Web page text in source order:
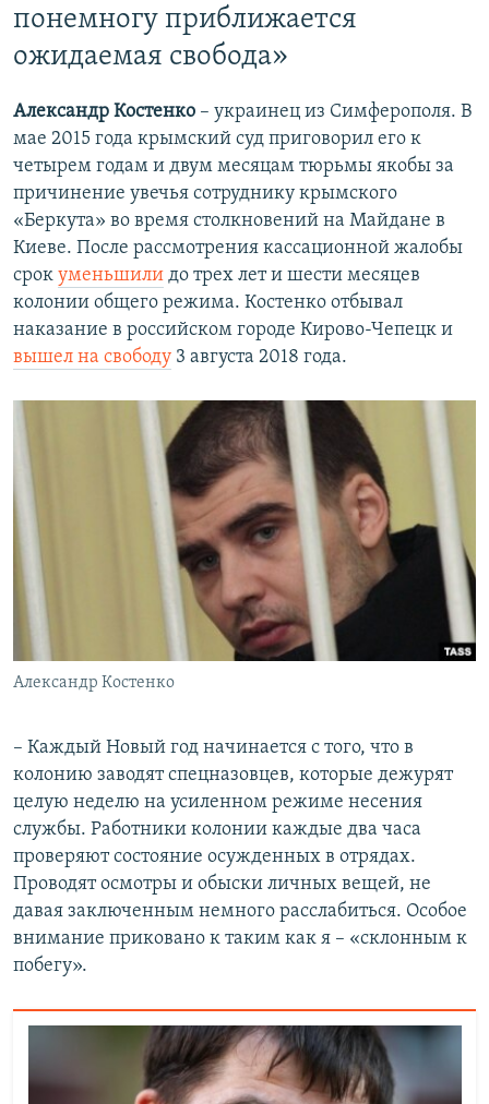
понемногу приближается
ожидаемая свобода»
Александр Костенко – украинец из Симферополя. В
мае 2015 года крымский суд приговорил его к
четырем годам и двум месяцам тюрьмы якобы за
причинение увечья сотруднику крымского
«Беркута» во время столкновений на Майдане в
Киеве. После рассмотрения кассационной жалобы
срок уменьшили до трех лет и шести месяцев
колонии общего режима​. Костенко отбывал
наказание в российском городе Кирово-Чепецк и
вышел на свободу 3 августа 2018 года.
Александр Костенко
– Каждый Новый год начинается с того, что в
колонию заводят спецназовцев, которые дежурят
целую неделю на усиленном режиме несения
службы. Работники колонии каждые два часа
проверяют состояние осужденных в отрядах.
Проводят осмотры и обыски личных вещей, не
давая заключенным немного расслабиться. Особое
внимание приковано к таким как я – «склонным к
побегу».